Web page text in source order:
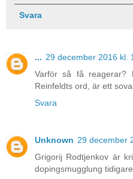
Svara
... 29 december 2016 kl.
Varför så få reagerar?
Reinfeldts ord, är ett
Svara
Unknown 29 december
Grigorij Rodtjenkov är
dopingsmugglung tidigare.